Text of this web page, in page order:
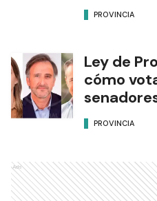
PROVINCIA
Ley de
cómo
PROVINCIA
Ads